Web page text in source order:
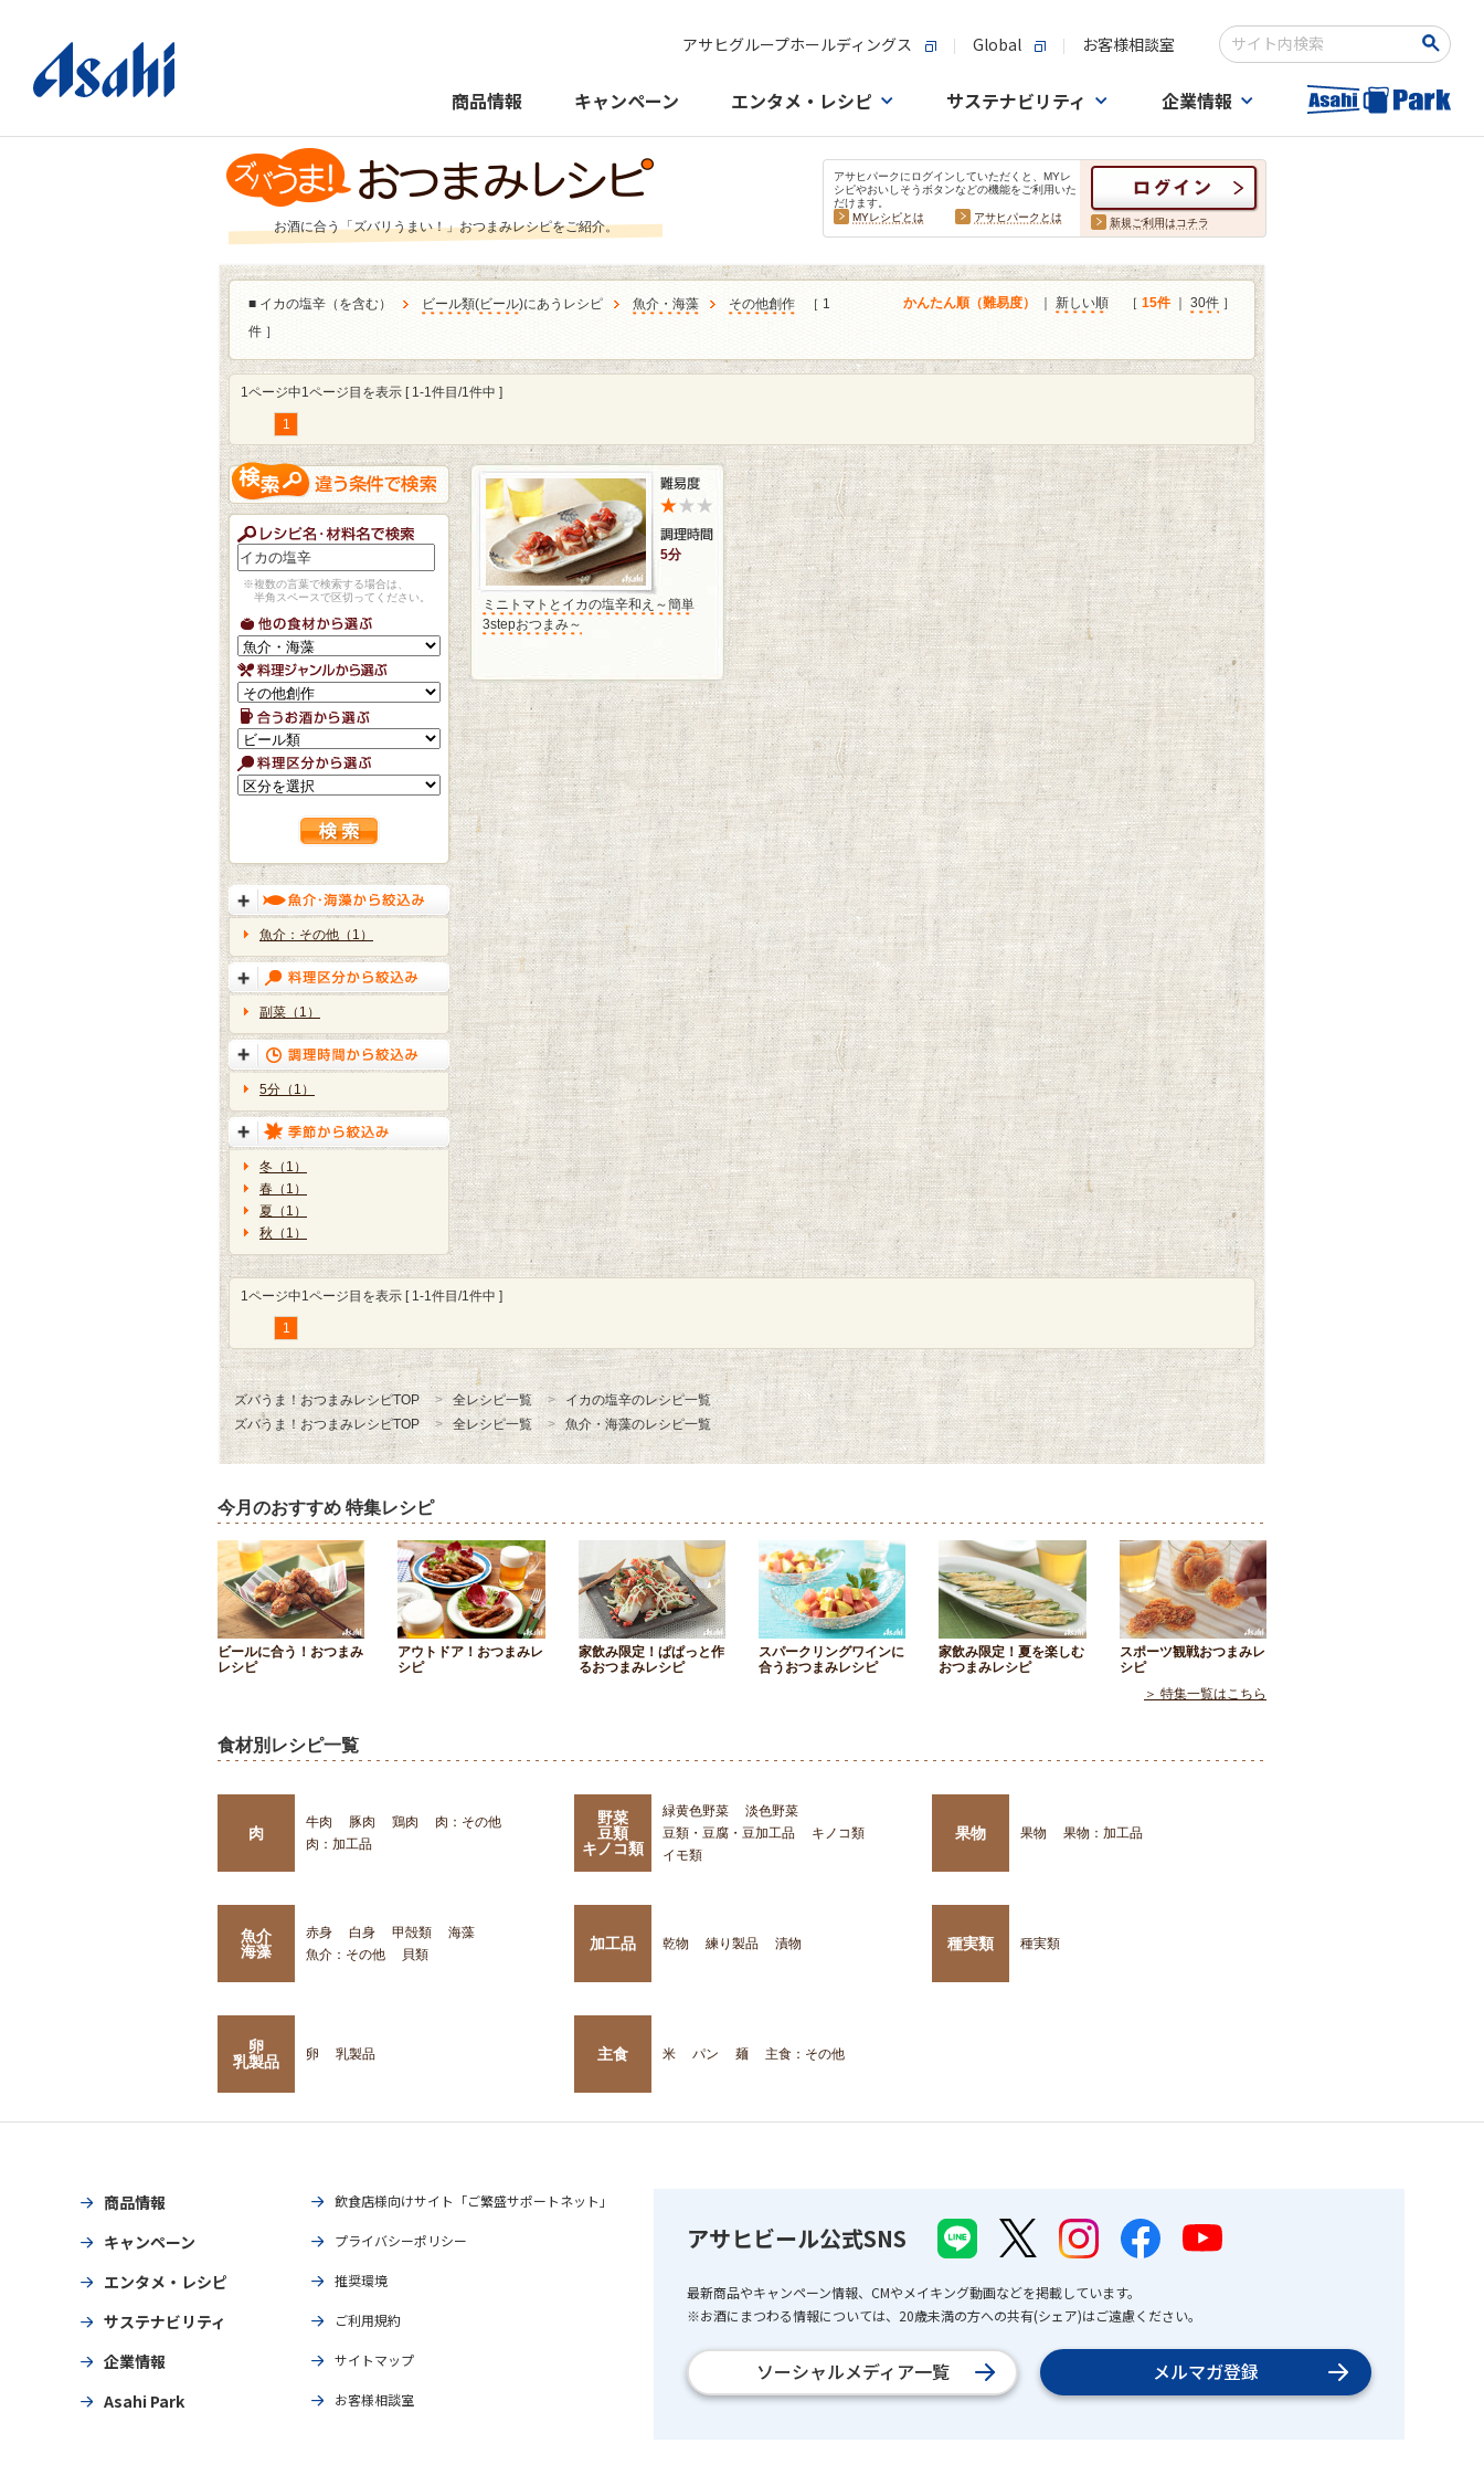
アサヒグループホールディングス Global お客様相談室
検索キーワード入力
商品情報 キャンペーン エンタメ・レシピ サステナビリティ 企業情報
お酒に合う「ズバリうまい！」おつまみレシピをご紹介。
アサヒパークにログインしていただくと、MYレ
シピやおいしそうボタンなどの機能をご利用いた
だけます。
MYレシピとは
アサヒパークとは 新規ご利用はコチラ
■ イカの塩辛（を含む） ビール類(ビール)にあうレシピ 魚介・海藻 その他創作
［ 1
件 ］
かんたん順（難易度） 新しい順 ［ 15件｜ 30件 ］
1ページ中1ページ目を表示 [ 1-1件目/1件中 ]
1
※複数の言葉で検索する場合は、
半角スペースで区切ってください。
魚介：その他（1）
副菜（1）
5分（1）
冬（1）
春（1）
夏（1）
秋（1）
5分
ミニトマトとイカの塩辛和え～簡単
3stepおつまみ～
1ページ中1ページ目を表示 [ 1-1件目/1件中 ]
1
ズバうま！おつまみレシピTOP 全レシピ一覧
イカの塩辛のレシピ一覧
ズバうま！おつまみレシピTOP
全レシピ一覧 魚介・海藻のレシピ一覧
今月のおすすめ 特集レシピ
ビールに合う！おつまみ
レシピ
アウトドア！おつまみレ
シピ
家飲み限定！ぱぱっと作
るおつまみレシピ
スパークリングワインに
合うおつまみレシピ
家飲み限定！夏を楽しむ
おつまみレシピ
スポーツ観戦おつまみレ
シピ
＞ 特集一覧はこちら
食材別レシピ一覧
肉
牛肉 豚肉 鶏肉
肉：その他
肉：加工品
野菜
豆類
キノコ類
緑黄色野菜
淡色野菜
豆類・豆腐・豆加工品
キノコ類
イモ類
果物 果物 果物：加工品
魚介
海藻
赤身 白身 甲殻類
海藻
魚介：その他
貝類
加工品 乾物 練り製品 漬物 種実類 種実類
卵
乳製品
卵 乳製品 主食 米 パン 麺 主食：その他
商品情報
キャンペーン
エンタメ・レシピ
サステナビリティ
企業情報
Asahi Park
飲食店様向けサイト「ご繁盛サポートネット」
プライバシーポリシー
推奨環境
ご利用規約
サイトマップ
お客様相談室
アサヒビール公式SNS
最新商品やキャンペーン情報、CMやメイキング動画などを掲載しています。
※お酒にまつわる情報については、20歳未満の方への共有(シェア)はご遠慮ください。
ソーシャルメディア一覧 メルマガ登録